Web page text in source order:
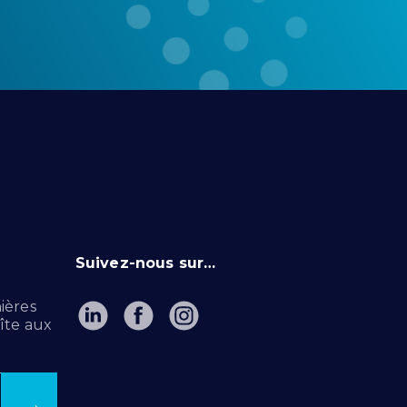
aux
Suivez-nous sur…